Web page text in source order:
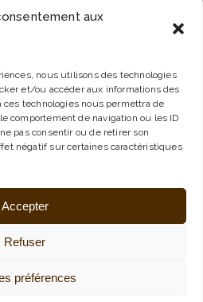
aux
nous utilisons des technologies
et/ou accéder aux informations des
ces technologies nous permettra de
comportement de navigation ou les ID
pas consentir ou de retirer son
négatif sur certaines caractéristiques
Accepter
Refuser
préférences